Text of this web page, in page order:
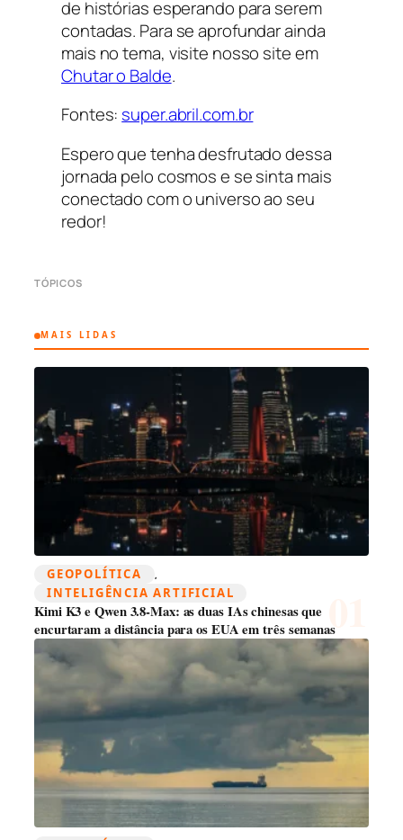
de histórias esperando para serem
contadas. Para se aprofundar ainda
mais no tema, visite nosso site em
Chutar o Balde.
Fontes: super.abril.com.br
Espero que tenha desfrutado dessa
jornada pelo cosmos e se sinta mais
conectado com o universo ao seu
redor!
TÓPICOS
MAIS LIDAS
GEOPOLÍTICA ,
INTELIGÊNCIA ARTIFICIAL
Kimi K3 e Qwen 3.8-Max: as duas IAs chinesas que
encurtaram a distância para os EUA em três semanas